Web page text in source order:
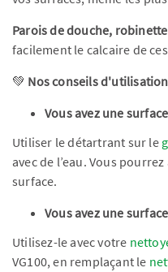
Parois de douche,
facilement le calcaire de
💚 Nos conseils
Vous avez une
Utiliser le détartrant sur le
avec de l’eau. Vous
surface.
Vous avez une
Utilisez-le avec votre
VG100, en remplaçant le